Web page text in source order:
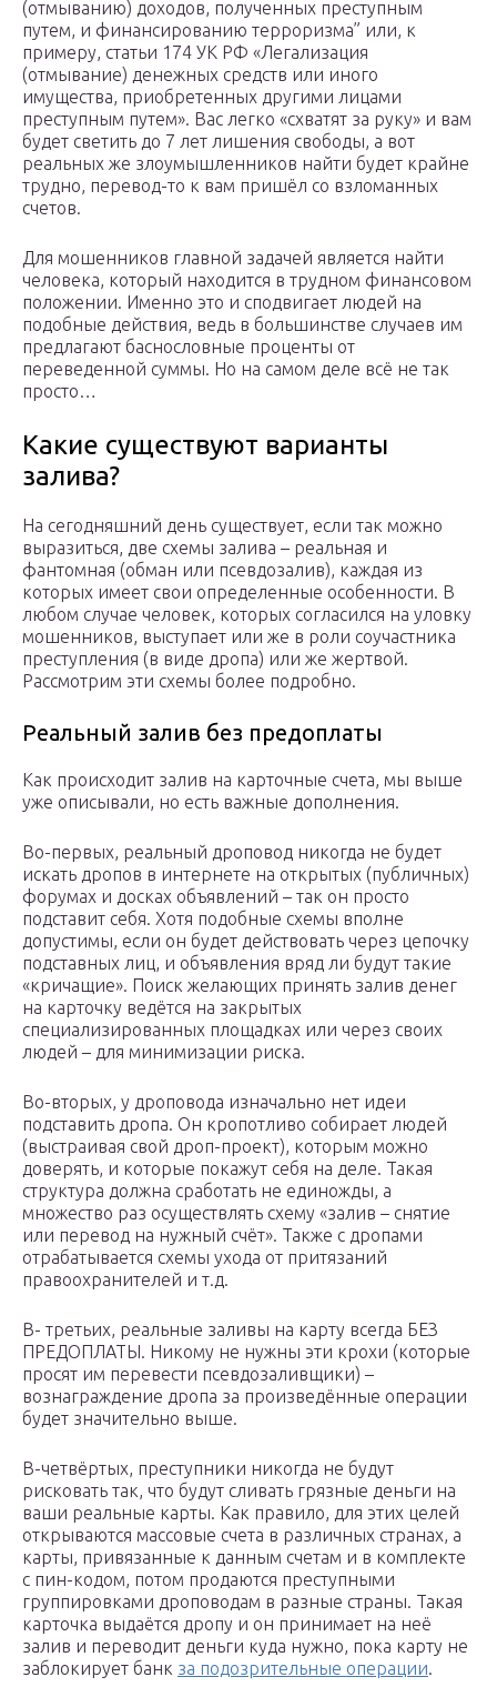
(отмыванию) доходов, полученных преступным
путем, и финансированию терроризма” или, к
примеру, статьи 174 УК РФ «Легализация
(отмывание) денежных средств или иного
имущества, приобретенных другими лицами
преступным путем». Вас легко «схватят за руку» и вам
будет светить до 7 лет лишения свободы, а вот
реальных же злоумышленников найти будет крайне
трудно, перевод-то к вам пришёл со взломанных
счетов.
Для мошенников главной задачей является найти
человека, который находится в трудном финансовом
положении. Именно это и сподвигает людей на
подобные действия, ведь в большинстве случаев им
предлагают баснословные проценты от
переведенной суммы. Но на самом деле всё не так
просто…
Какие существуют варианты
залива?
На сегодняшний день существует, если так можно
выразиться, две схемы залива – реальная и
фантомная (обман или псевдозалив), каждая из
которых имеет свои определенные особенности. В
любом случае человек, которых согласился на уловку
мошенников, выступает или же в роли соучастника
преступления (в виде дропа) или же жертвой.
Рассмотрим эти схемы более подробно.
Реальный залив без предоплаты
Как происходит залив на карточные счета, мы выше
уже описывали, но есть важные дополнения.
Во-первых, реальный дроповод никогда не будет
искать дропов в интернете на открытых (публичных)
форумах и досках объявлений – так он просто
подставит себя. Хотя подобные схемы вполне
допустимы, если он будет действовать через цепочку
подставных лиц, и объявления вряд ли будут такие
«кричащие». Поиск желающих принять залив денег
на карточку ведётся на закрытых
специализированных площадках или через своих
людей – для минимизации риска.
Во-вторых, у дроповода изначально нет идеи
подставить дропа. Он кропотливо собирает людей
(выстраивая свой дроп-проект), которым можно
доверять, и которые покажут себя на деле. Такая
структура должна сработать не единожды, а
множество раз осуществлять схему «залив – снятие
или перевод на нужный счёт». Также с дропами
отрабатывается схемы ухода от притязаний
правоохранителей и т.д.
В- третьих, реальные заливы на карту всегда БЕЗ
ПРЕДОПЛАТЫ. Никому не нужны эти крохи (которые
просят им перевести псевдозаливщики) –
вознаграждение дропа за произведённые операции
будет значительно выше.
В-четвёртых, преступники никогда не будут
рисковать так, что будут сливать грязные деньги на
ваши реальные карты. Как правило, для этих целей
открываются массовые счета в различных странах, а
карты, привязанные к данным счетам и в комплекте
с пин-кодом, потом продаются преступными
группировками дроповодам в разные страны. Такая
карточка выдаётся дропу и он принимает на неё
залив и переводит деньги куда нужно, пока карту не
заблокирует банк за подозрительные операции.